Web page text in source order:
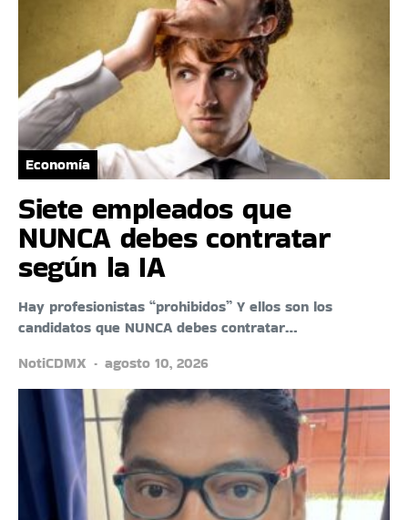
Economía
Siete empleados que
NUNCA debes contratar
según la IA
Hay profesionistas “prohibidos” Y ellos son los
candidatos que NUNCA debes contratar…
NotiCDMX
agosto 10, 2026